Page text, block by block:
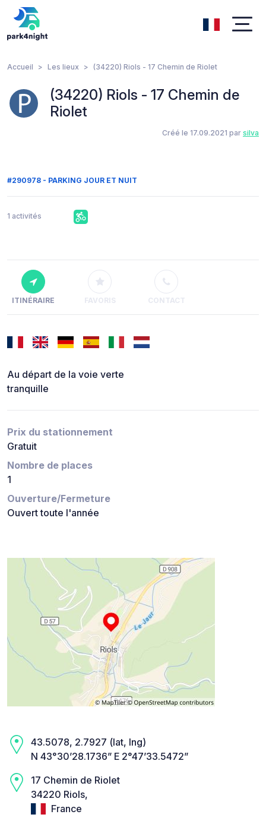
Accueil Les lieux (34220) Riols - 17 Chemin de Riolet
(34220) Riols - 17 Chemin de
Riolet
Créé le 17.09.2021 par silva
#290978 - PARKING JOUR ET NUIT
1 activités
ITINÉRAIRE FAVORIS CONTACT
Au départ de la voie verte
tranquille
Prix du stationnement
Gratuit
Nombre de places
1
Ouverture/Fermeture
Ouvert toute l'année
43.5078, 2.7927 (lat, lng)
N 43°30’28.1736” E 2°47’33.5472”
17 Chemin de Riolet
34220 Riols,
France